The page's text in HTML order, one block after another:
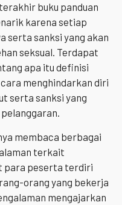
buku panduan
karena setiap
serta sanksi yang akan
seksual. Terdapat
apa itu definisi
menghindarkan diri
serta sanksi yang
membaca berbagai
terkait
para peserta terdiri
orang yang bekerja
mengajarkan